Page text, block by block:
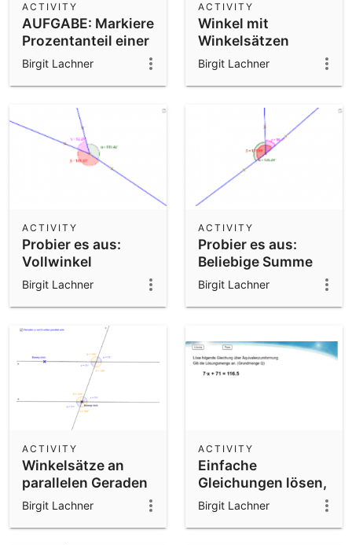
AUFGABE: Markiere
Prozentanteil einer
Fläche
ACTIVITY
Birgit Lachner
Winkel mit
Winkelsätzen
bestimmen -
Aufgabe 1
ACTIVITY
Birgit Lachner
Probier es aus:
Vollwinkel
ACTIVITY
Birgit Lachner
Probier es aus:
Beliebige Summe
ACTIVITY
Birgit Lachner
Winkelsätze an
parallelen Geraden
ACTIVITY
Birgit Lachner
Einfache
Gleichungen lösen,
nur ganze Zahlen
ACTIVITY
Birgit Lachner